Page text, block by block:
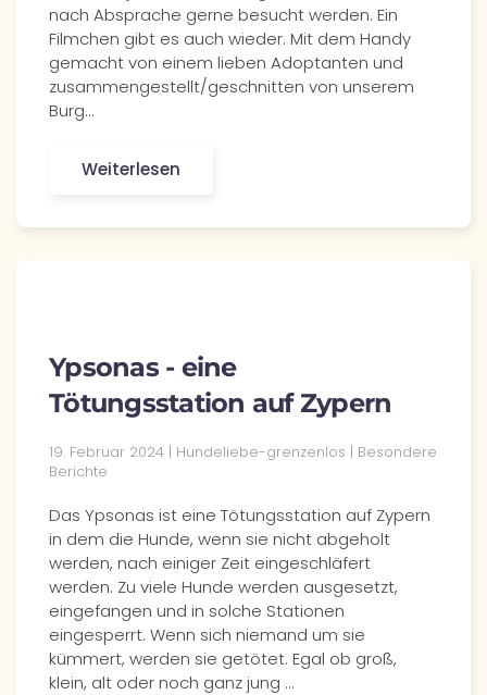
nach Absprache gerne besucht werden. Ein
Filmchen gibt es auch wieder. Mit dem Handy
gemacht von einem lieben Adoptanten und
zusammengestellt/geschnitten von unserem
Burg…
Weiterlesen
Ypsonas - eine
Tötungsstation auf Zypern
19. Februar 2024 | Hundeliebe-grenzenlos | Besondere
Berichte
Das Ypsonas ist eine Tötungsstation auf Zypern
in dem die Hunde, wenn sie nicht abgeholt
werden, nach einiger Zeit eingeschläfert
werden. Zu viele Hunde werden ausgesetzt,
eingefangen und in solche Stationen
eingesperrt. Wenn sich niemand um sie
kümmert, werden sie getötet. Egal ob groß,
klein, alt oder noch ganz jung ...